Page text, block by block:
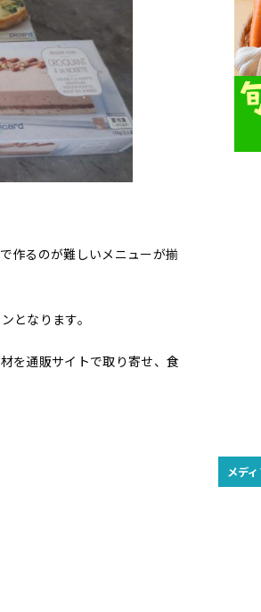
作るのが難しいメニューが揃
となります。
を通販サイトで取り寄せ、食
メデ